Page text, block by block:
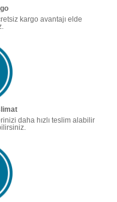
kargo avantajı elde
daha hızlı teslim alabilir